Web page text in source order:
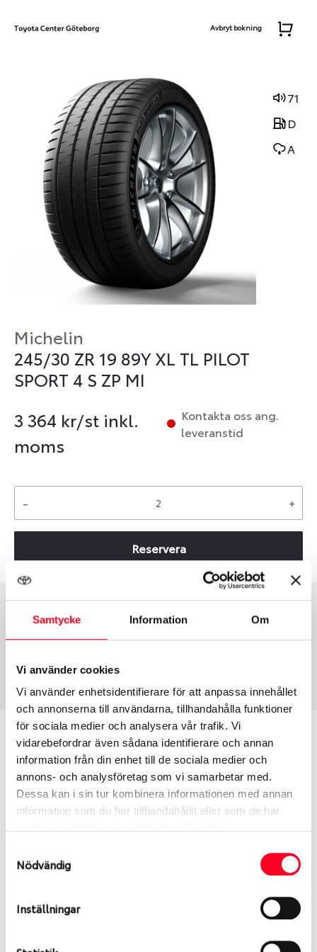
Samtycke Information Om
Vi använder cookies
Vi använder enhetsidentifierare för att anpassa innehållet
och annonserna till användarna, tillhandahålla funktioner
för sociala medier och analysera vår trafik. Vi
vidarebefordrar även sådana identifierare och annan
information från din enhet till de sociala medier och
annons- och analysföretag som vi samarbetar med.
Dessa kan i sin tur kombinera informationen med annan
information som du har tillhandahållit eller som de har
Nödvändig
Inställningar
Avbryt bokning
71
D
A
Michelin
245/30 ZR 19 89Y XL TL PILOT
SPORT 4 S ZP MI
3 364 kr/st inkl.
moms
Kontakta oss ang.
leveranstid
- +
Reservera
Däcktyp
Sommar
Däckstorlek
245/30 R 19 89Y
2305
Passar detta däck min bil?
Ange registreringsnummer för att se om det däck
du valt passar din bilmodell. Om du köper däck som
skall sättas på dina befintliga fälgar, se till att kolla
årens lopp och inte vara samma dimension som
bilen hade ut från fabrik.